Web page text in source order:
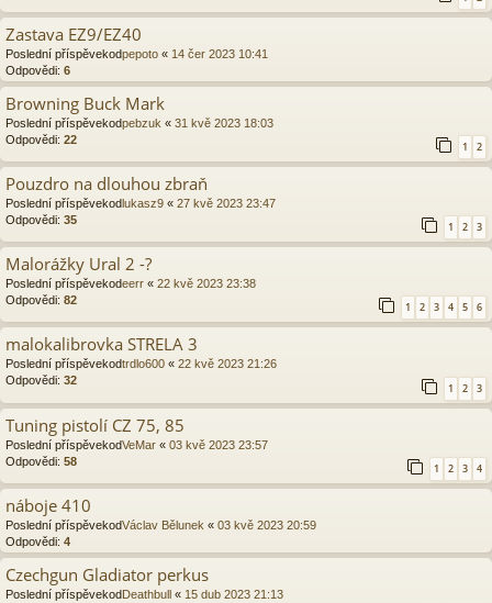
Zastava EZ9/EZ40
Poslední příspěvekodpepoto « 14 čer 2023 10:41
Odpovědi: 6
Browning Buck Mark
Poslední příspěvekodpebzuk « 31 kvě 2023 18:03
Odpovědi: 22
1 2
Pouzdro na dlouhou zbraň
Poslední příspěvekodlukasz9 « 27 kvě 2023 23:47
Odpovědi: 35
1 2 3
Malorážky Ural 2 -?
Poslední příspěvekodeerr « 22 kvě 2023 23:38
Odpovědi: 82
1 2 3 4 5 6
malokalibrovka STRELA 3
Poslední příspěvekodtrdlo600 « 22 kvě 2023 21:26
Odpovědi: 32
1 2 3
Tuning pistolí CZ 75, 85
Poslední příspěvekodVeMar « 03 kvě 2023 23:57
Odpovědi: 58
1 2 3 4
náboje 410
Poslední příspěvekodVáclav Bělunek « 03 kvě 2023 20:59
Odpovědi: 4
Czechgun Gladiator perkus
Poslední příspěvekodDeathbull « 15 dub 2023 21:13